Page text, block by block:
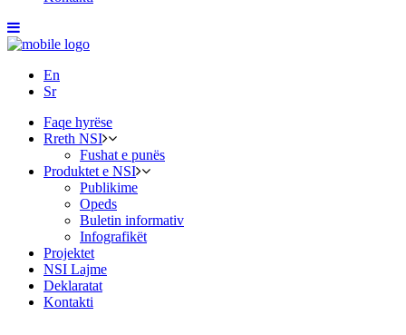
En
Sr
Faqe hyrëse
Rreth NSI
Fushat e punës
Produktet e NSI
Publikime
Opeds
Buletin informativ
Infografikët
Projektet
NSI Lajme
Deklaratat
Kontakti